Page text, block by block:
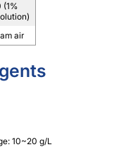
(1%
air
10~20 g/L